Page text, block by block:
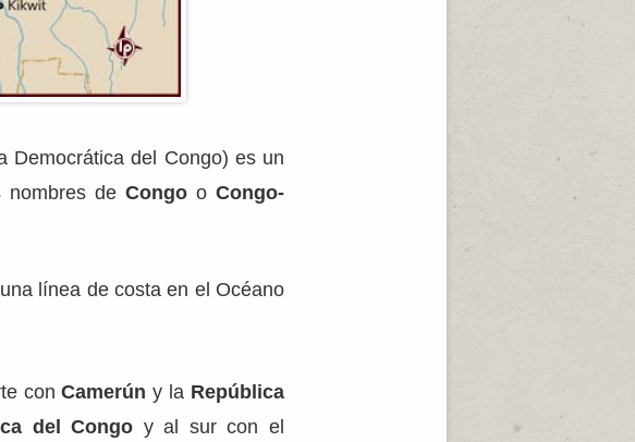
Democrática del Congo) es un
nombres de Congoo Congo-
línea de costa en el Océano
conCamerún y la República
del Congo y al sur con el